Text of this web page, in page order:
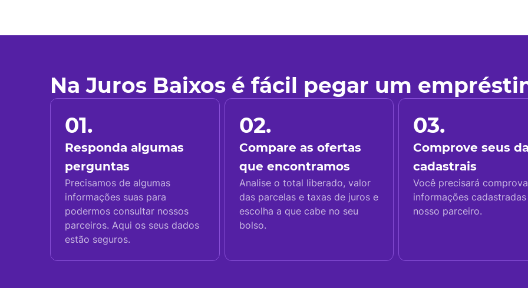
Na Juros Baixos é fácil pegar um
01.
Responda algumas
perguntas
Precisamos de algumas
informações suas para
podermos consultar nossos
parceiros. Aqui os seus dados
estão seguros.
02.
Compare as ofertas
que encontramos
Analise o total liberado, valor
das parcelas e taxas de juros e
escolha a que cabe no seu
bolso.
03.
Comprove seus
cadastrais
Você precisará
informações
nosso parceiro.